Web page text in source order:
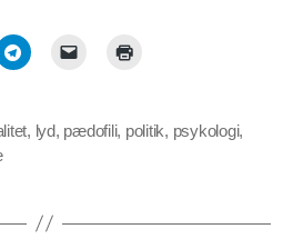
, lyd, pædofili, politik, psykologi,